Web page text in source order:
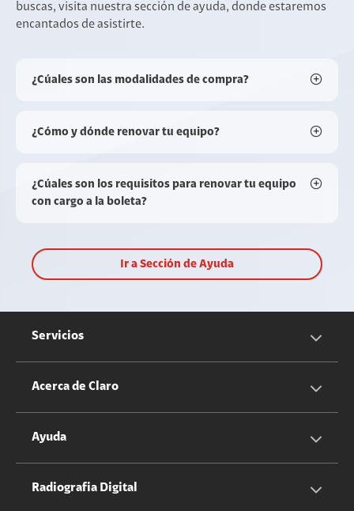
buscas, visita nuestra sección de ayuda, donde estaremos
encantados de asistirte.
¿Cúales son las modalidades de compra?
¿Cómo y dónde renovar tu equipo?
¿Cúales son los requisitos para renovar tu equipo
con cargo a la boleta?
Ir a Sección de Ayuda
Servicios
Servicios Móviles
Acerca de Claro
Información Corporativa
Ayuda
Cotizador servicios móviles
Radiografia Digital